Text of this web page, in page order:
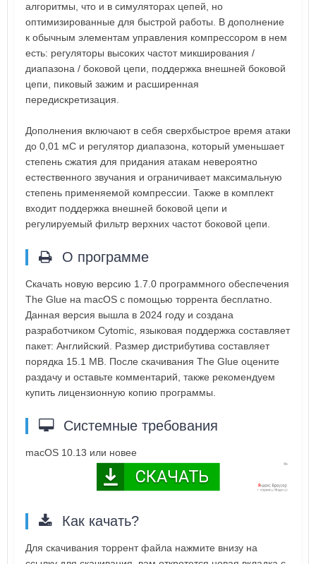
алгоритмы, что и в симуляторах цепей, но
оптимизированные для быстрой работы. В дополнение
к обычным элементам управления компрессором в нем
есть: регуляторы высоких частот микширования /
диапазона / боковой цепи, поддержка внешней боковой
цепи, пиковый зажим и расширенная
передискретизация.
Дополнения включают в себя сверхбыстрое время атаки
до 0,01 мС и регулятор диапазона, который уменьшает
степень сжатия для придания атакам невероятно
естественного звучания и ограничивает максимальную
степень применяемой компрессии. Также в комплект
входит поддержка внешней боковой цепи и
регулируемый фильтр верхних частот боковой цепи.
О программе
Скачать новую версию 1.7.0 программного обеспечения
The Glue на macOS с помощью торрента бесплатно.
Данная версия вышла в 2024 году и создана
разработчиком Cytomic, языковая поддержка составляет
пакет: Английский. Размер дистрибутива составляет
порядка 15.1 MB. После скачивания The Glue оцените
раздачу и оставьте комментарий, также рекомендуем
купить лицензионную копию программы.
Системные требования
macOS 10.13 или новее
Как качать?
Для скачивания торрент файла нажмите внизу на